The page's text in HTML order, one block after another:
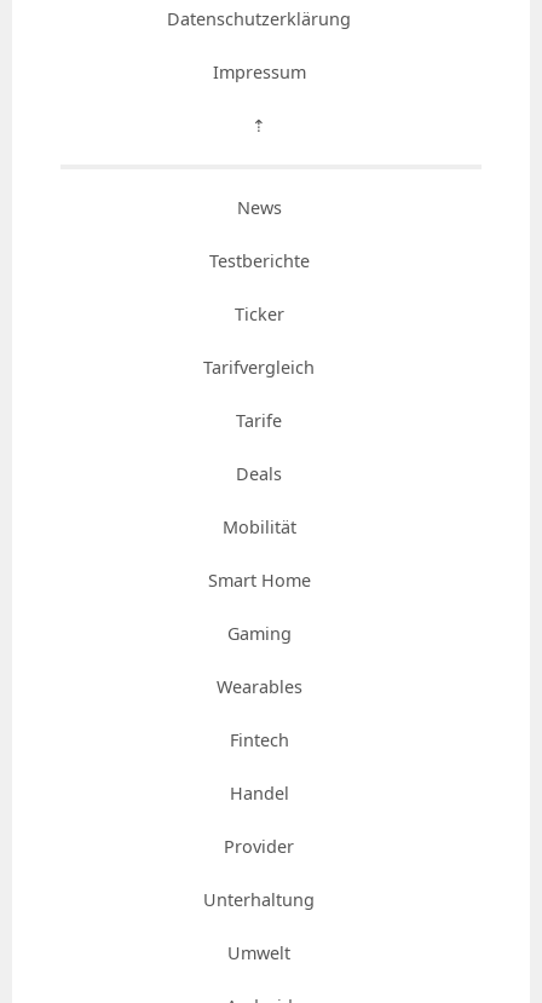
Datenschutzerklärung
Impressum
⇡
News
Testberichte
Ticker
Tarifvergleich
Tarife
Deals
Mobilität
Smart Home
Gaming
Wearables
Fintech
Handel
Provider
Unterhaltung
Umwelt